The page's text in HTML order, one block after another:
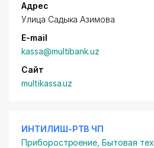
Адрес
Улица Садыка Азимова
E-mail
kassa@multibank.uz
Сайт
multikassa.uz
ИНТИЛИШ-РТВ ЧП
Приборостроение ,Бытовая